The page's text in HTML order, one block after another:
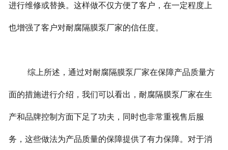
进行维修或替换。这样做不仅方便了客户，在一定程度上
也增强了客户对耐腐隔膜泵厂家的信任度。
综上所述，通过对耐腐隔膜泵厂家在保障产品质量方
面的措施进行介绍，我们可以看出，耐腐隔膜泵厂家在生
产和品牌控制方面下足了功夫，同时也非常重视售后服
务，这些做法为产品质量的保障提供了有力保障。对于消